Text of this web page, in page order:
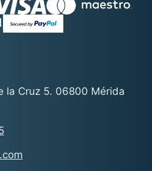
la Cruz 5. 06800 Mérida